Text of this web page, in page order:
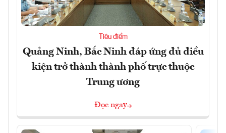
Tiêu điểm
Quảng Ninh, Bắc Ninh đáp ứng đủ điều
kiện trở thành thành phố trực thuộc
Trung ương
Đọc ngay